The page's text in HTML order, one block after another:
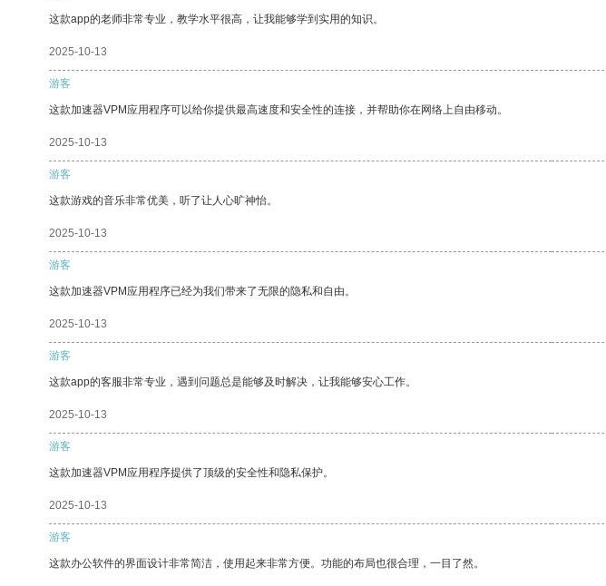
这款app的老师非常专业，教学水平很高，让我能够学到实用的知识。
2025-10-13
游客
这款加速器VPM应用程序可以给你提供最高速度和安全性的连接，并帮助你在网络上自由移动。
2025-10-13
游客
这款游戏的音乐非常优美，听了让人心旷神怡。
2025-10-13
游客
这款加速器VPM应用程序已经为我们带来了无限的隐私和自由。
2025-10-13
游客
这款app的客服非常专业，遇到问题总是能够及时解决，让我能够安心工作。
2025-10-13
游客
这款加速器VPM应用程序提供了顶级的安全性和隐私保护。
2025-10-13
游客
这款办公软件的界面设计非常简洁，使用起来非常方便。功能的布局也很合理，一目了然。